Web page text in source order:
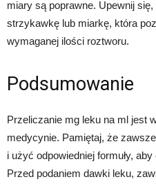
miary są poprawne. Upewnij
strzykawkę lub miarkę, która
wymaganej ilości roztworu.
Podsumowanie
Przeliczanie mg leku na ml jest
medycynie. Pamiętaj, że
i użyć odpowiedniej formuły,
Przed podaniem dawki leku,